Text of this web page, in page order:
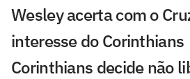
Wesley acerta com o
interesse do Corinthians
Corinthians decide não